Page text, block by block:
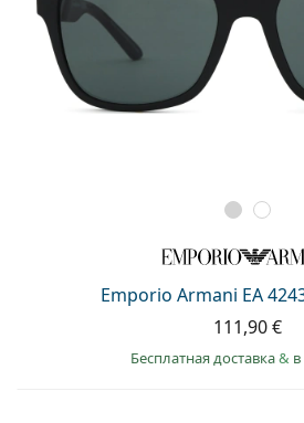
Emporio Armani EA
111,90 €
Бесплатная доставка&